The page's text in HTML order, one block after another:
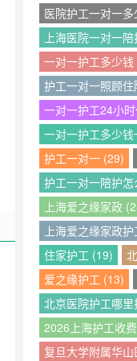
医院护工一对一
上海医院一对一
一对一护工多少钱
护工一对一照顾
一对一护工24小
一对一护工多少
护工一对一 (29)
护工一对一陪护
上海爱之缘家政
上海爱之缘家政
住家护工 (19)
爱之缘护工 (13)
北京医院护工哪
2026上海护工收
复旦大学附属华